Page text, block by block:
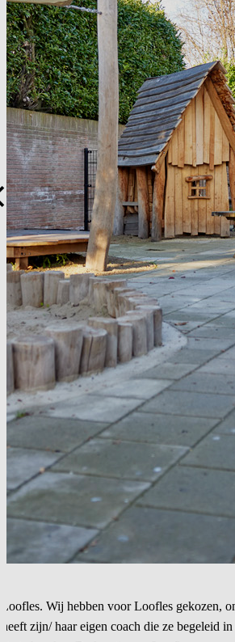
Wij hebben voor Loofles
zijn/ haar eigen coach die ze